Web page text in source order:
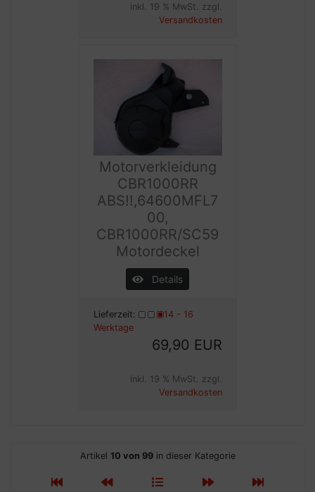
inkl. 19 % MwSt. zzgl.
Versandkosten
Motorverkleidung
CBR1000RR
ABS!!,64600MFL7
00,
CBR1000RR/SC59
Motordeckel
Details
Lieferzeit:
14 - 16
Werktage
69,90 EUR
inkl. 19 % MwSt. zzgl.
Versandkosten
Artikel 10 von 99in dieser Kategorie